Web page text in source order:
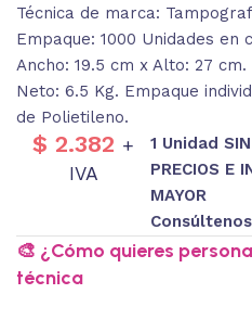
Técnica de marca:
Empaque: 1000 Unidades
Ancho: 19.5 cm x Alto: 27
Neto: 6.5 Kg. Empaque
de Polietileno.
$ 2.382 +
IVA
1 Unidad
PRECIOS E
MAYOR
🎨 ¿Cómo quieres
técnica